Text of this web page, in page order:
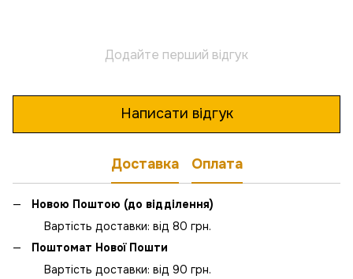
Додайте перший відгук
Написати відгук
Доставка Оплата
Новою Поштою (до відділення)
Вартість доставки: від 80 грн.
Поштомат Нової Пошти
Вартість доставки: від 90 грн.